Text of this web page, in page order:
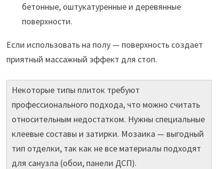
бетонные, оштукатуренные и деревянные
поверхности.
Если использовать на полу — поверхность создает
приятный массажный эффект для стоп.
Некоторые типы плиток требуют
профессионального подхода, что можно считать
относительным недостатком. Нужны специальные
клеевые составы и затирки. Мозаика — выгодный
тип отделки, так как не все материалы подходят
для санузла (обои, панели ДСП).